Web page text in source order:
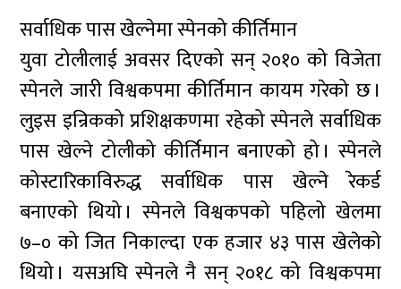
सर्वाधिक पास खेल्नेमा स्पेनको कीर्तिमान
युवा टोलीलाई अवसर दिएको सन् २०१० को विजेता
स्पेनले जारी विश्वकपमा कीर्तिमान कायम गरेको छ ।
लुइस इन्रिकको प्रशिक्षकणमा रहेको स्पेनले सर्वाधिक
पास खेल्ने टोलीको कीर्तिमान बनाएको हो । स्पेनले
कोस्टारिकाविरुद्ध सर्वाधिक पास खेल्ने रेकर्ड
बनाएको थियो । स्पेनले विश्वकपको पहिलो खेलमा
७–० को जित निकाल्दा एक हजार ४३ पास खेलेको
थियो । यसअघि स्पेनले नै सन् २०१८ को विश्वकपमा